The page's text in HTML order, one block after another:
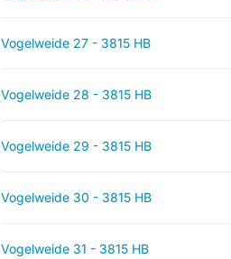
Vogelweide 27 - 3815 HB
Vogelweide 28 - 3815 HB
Vogelweide 29 - 3815 HB
Vogelweide 30 - 3815 HB
Vogelweide 31 - 3815 HB